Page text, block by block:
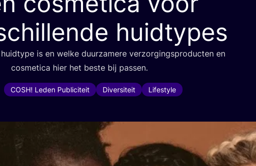
huidtypes
is en wel­ke duur­za­me­re ver­zor­gings­pro­duc­ten en
cos­me­ti­ca hier het bes­te bij passen.
COSH! Leden Publiciteit Diversiteit Lifestyle